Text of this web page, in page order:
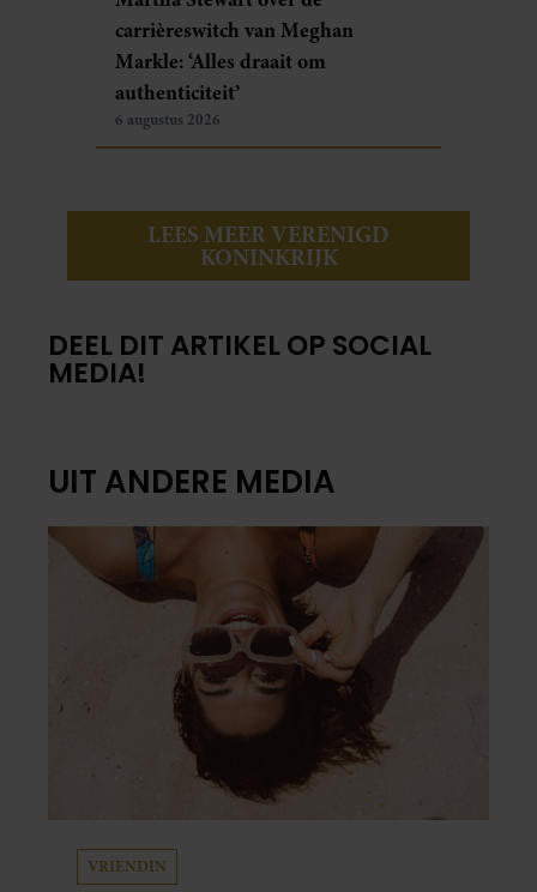
carrièreswitch van Meghan
Markle: ‘Alles draait om
authenticiteit’
6 augustus 2026
LEES MEER VERENIGD
KONINKRIJK
DEEL DIT ARTIKEL OP SOCIAL
MEDIA!
UIT ANDERE MEDIA
VRIENDIN